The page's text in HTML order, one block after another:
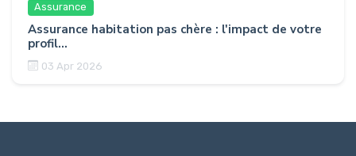
Assurance
Assurance habitation pas chère : l'impact de votre
profil...
03 Apr 2026